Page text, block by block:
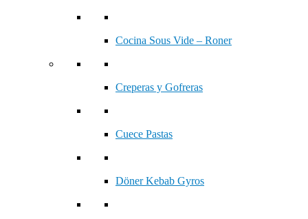
Cocina Sous Vide – Roner
Creperas y Gofreras
Cuece Pastas
Döner Kebab Gyros